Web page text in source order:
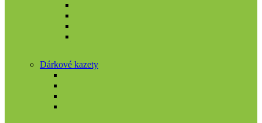
Dárkové kazety